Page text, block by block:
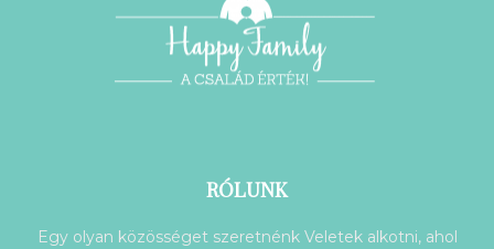
RÓLUNK
Egy olyan közösséget szeretnénk Veletek alkotni, ahol